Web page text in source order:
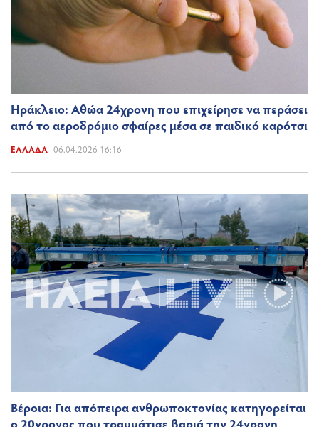
Ηράκλειο: Αθώα 24χρονη που επιχείρησε να περάσει
από το αεροδρόμιο σφαίρες μέσα σε παιδικό καρότσι
ΕΛΛΆΔΑ 06.04.2026 16:16
Βέροια: Για απόπειρα ανθρωποκτονίας κατηγορείται
ο 20χρονος που τραυμάτισε βαριά την 24χρονη